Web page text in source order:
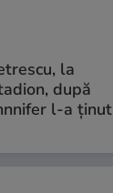
la
după
l-a ținut